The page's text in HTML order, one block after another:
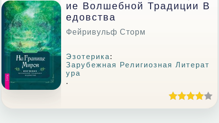
Ие Волшебной Традиции В
Едовства
Фейривульф Сторм
Эзотерика:
Зарубежная Религиозная Литерат
Ура
.